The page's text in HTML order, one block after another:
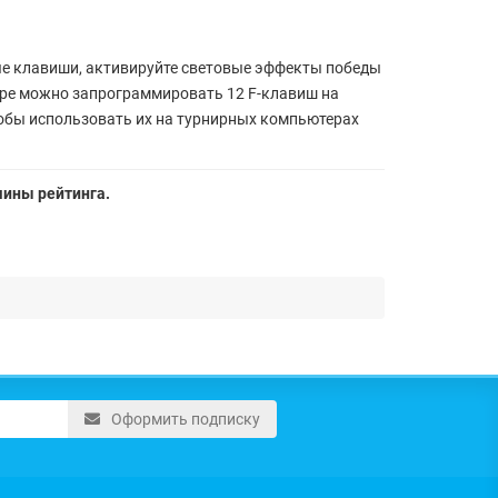
клавиши, активируйте световые эффекты победы
можно запрограммировать 12 F-клавиш на
использовать их на турнирных компьютерах
рейтинга.
Оформить подписку